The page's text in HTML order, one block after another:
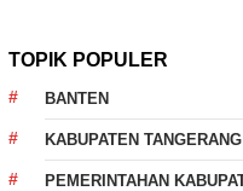
TOPIK POPULER
BANTEN
KABUPATEN TANGERANG
PEMERINTAHAN